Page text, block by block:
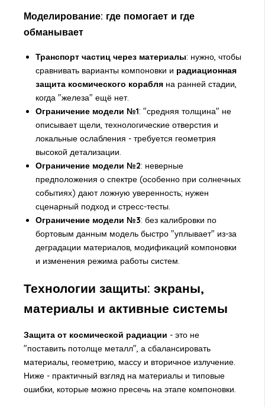
Моделирование: где помогает и где
обманывает
Транспорт частиц через материалы: нужно, чтобы
сравнивать варианты компоновки и радиационная
защита космического корабляна ранней стадии,
когда "железа" ещё нет.
Ограничение модели №1: "средняя толщина" не
описывает щели, технологические отверстия и
локальные ослабления - требуется геометрия
высокой детализации.
Ограничение модели №2: неверные
предположения о спектре (особенно при солнечных
событиях) дают ложную уверенность; нужен
сценарный подход и стресс-тесты.
Ограничение модели №3: без калибровки по
бортовым данным модель быстро "уплывает" из-за
деградации материалов, модификаций компоновки
и изменения режима работы систем.
Технологии защиты: экраны,
материалы и активные системы
Защита от космической радиации - это не
"поставить потолще металл", а сбалансировать
материалы, геометрию, массу и вторичное излучение.
Ниже - практичный взгляд на материалы и типовые
ошибки, которые можно пресечь на этапе компоновки.